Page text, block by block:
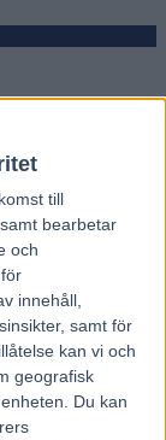
till
bearbetar
och
innehåll,
samt för
kan vi och
geografisk
Du kan
store
på och leker
på onsdag men
ett sånt här lopp
riktigt.